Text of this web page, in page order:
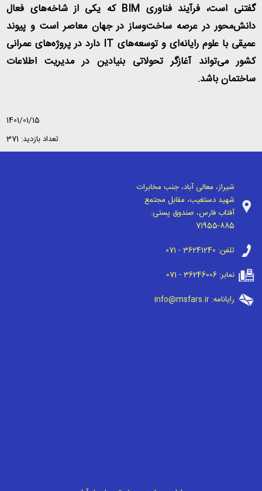
گفتنی است، فرآیند فناوری BIMکه یکی از شاخه‌های فعال
دانش‌محور در عرصه ساخت‌وساز در جهان معاصر است و پیوند
عمیقی با علوم رایانه‌ای و توسعه‌های IT دارد در پروژه‌های عمرانی
کشور می‌تواند آغازگر تحولاتی بنیادین در مدیریت اطلاعات
ساختمان باشد.
1401/01/15
تعداد بازدید: 371
شیراز، معالی آباد، جنب مخابرات
شهید دستغیب، مقابل مجتمع
آفتاب فارس، صندوق پستی:
71955-885
تلفن: 071 - 36241240
نمابر:071 - 36246006
رایانامه:info@msfars.ir